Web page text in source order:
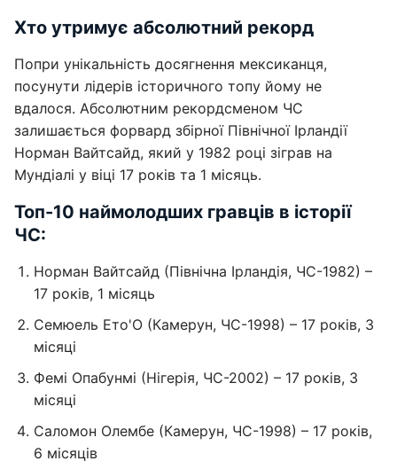
Хто утримує абсолютний рекорд
Попри унікальність досягнення мексиканця,
посунути лідерів історичного топу йому не
вдалося. Абсолютним рекордсменом ЧС
залишається форвард збірної Північної Ірландії
Норман Вайтсайд, який у 1982 році зіграв на
Мундіалі у віці 17 років та 1 місяць.
Топ-10 наймолодших гравців в історії
ЧС:
Норман Вайтсайд (Північна Ірландія, ЧС-1982) –
17 років, 1 місяць
Семюель Ето'О (Камерун, ЧС-1998) – 17 років, 3
місяці
Фемі Опабунмі (Нігерія, ЧС-2002) – 17 років, 3
місяці
Саломон Олембе (Камерун, ЧС-1998) – 17 років,
6 місяців